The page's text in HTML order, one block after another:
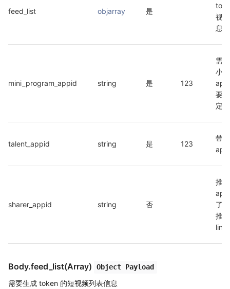
feed_list objarray 是
视
息
mini_program_appid string 是 123
需
小
要
定】
talent_appid string 是 123
带
sharer_appid string 否
推客
了
推
link
Body.feed_list(Array) Object Payload
需要生成 token 的短视频列表信息